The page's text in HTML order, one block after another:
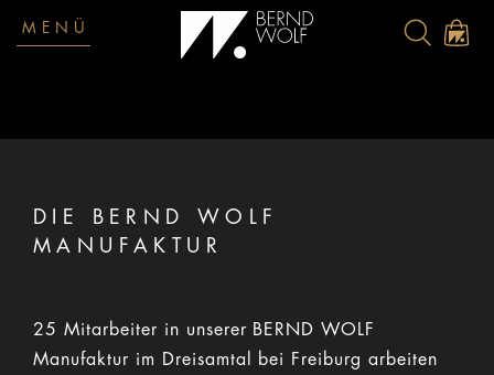
MENÜ
DIE BERND WOLF
MANUFAKTUR
25 Mitarbeiter in unserer BERND WOLF
Manufaktur im Dreisamtal bei Freiburg arbeiten